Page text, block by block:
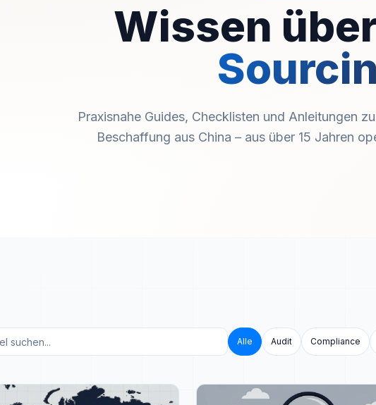
Wissen
Praxisnahe Guides, Checklisten und Anleitungen
Beschaffung aus China – aus über 15 Jahren
Alle Audit Compliance